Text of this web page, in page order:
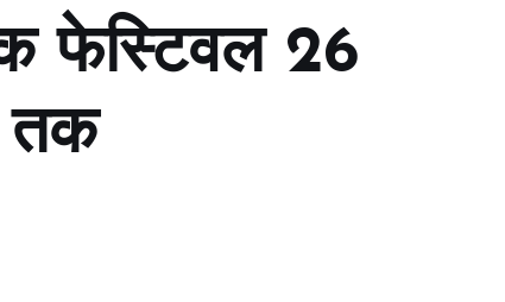
फेस्टिवल 26
तक